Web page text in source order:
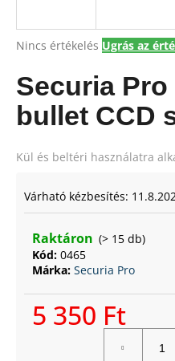
A
átlagos
értékelése
5-
ből
csillag.
Nincs értékelés Ugrás az
Securia
bullet CCD
Kül és beltéri használatra
Várható kézbesítés:
Raktáron (> 15 db)
Kód: 0465
Márka: Securia Pro
5 350 Ft
A
á
n
u